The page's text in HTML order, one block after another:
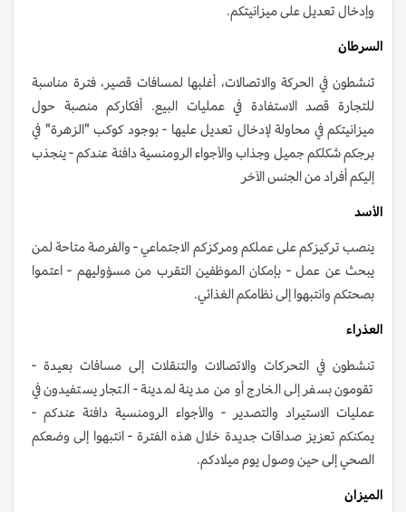
وإدخال تعديل على ميزانيتكم.
السرطان
تنشطون في الحركة والاتصالات، أغلبها لمسافات قصير، فترة مناسبة
للتجارة قصد الاستفادة في عمليات البيع. أفكاركم منصبة حول
ميزانيتكم في محاولة لإدخال تعديل عليها - بوجود كوكب "الزهرة" في
برجكم شكلكم جميل وجذاب والأجواء الرومنسية دافئة عندكم - ينجذب
إليكم أفراد من الجنس الآخر
الأسد
ينصب تركيزكم على عملكم ومركزكم الاجتماعي - والفرصة متاحة لمن
يبحث عن عمل - بإمكان الموظفين التقرب من مسؤوليهم - اعتموا
بصحتكم وانتبهوا إلى نظامكم الغذائي.
العذراء
تنشطون في التحركات والاتصالات والتنقلات إلى مسافات بعيدة -
تقومون بسفر إلى الخارج أو من مدينة لمدينة - التجار يستفيدون في
عمليات الاستيراد والتصدير - والأجواء الرومنسية دافئة عندكم -
يمكنكم تعزيز صداقات جديدة خلال هذه الفترة - انتبهوا إلى وضعكم
الصحي إلى حين وصول يوم ميلادكم.
الميزان